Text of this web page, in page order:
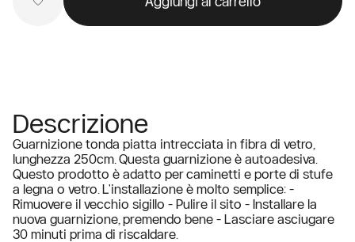
Descrizione
Guarnizione tonda piatta intrecciata in fibra di vetro,
lunghezza 250cm. Questa guarnizione è autoadesiva.
Questo prodotto è adatto per caminetti e porte di stufe
a legna o vetro. L'installazione è molto semplice: -
Rimuovere il vecchio sigillo - Pulire il sito - Installare la
nuova guarnizione, premendo bene - Lasciare asciugare
30 minuti prima di riscaldare.